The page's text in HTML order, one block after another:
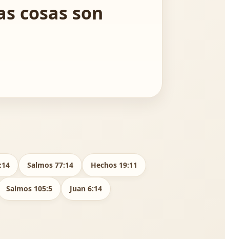
cosas son
Salmos 77:14 Hechos 19:11
Salmos 105:5 Juan 6:14